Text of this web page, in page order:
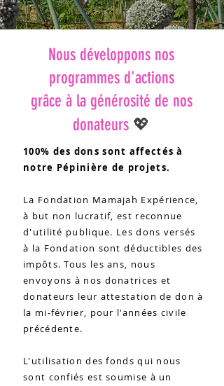
Nous développons nos
programmes d'actions
grâce à la générosité de nos
donateurs 💖
100% des dons sont affectés à
notre Pépinière de projets.
La Fondation Mamajah Expérience,
à but non lucratif, est reconnue
d'utilité publique. Les dons versés
à la Fondation sont déductibles des
impôts. Tous les ans, nous
envoyons à nos donatrices et
donateurs leur attestation de don à
la mi-février, pour l'années civile
précédente.
L'utilisation des fonds qui nous
sont confiés est soumise à un